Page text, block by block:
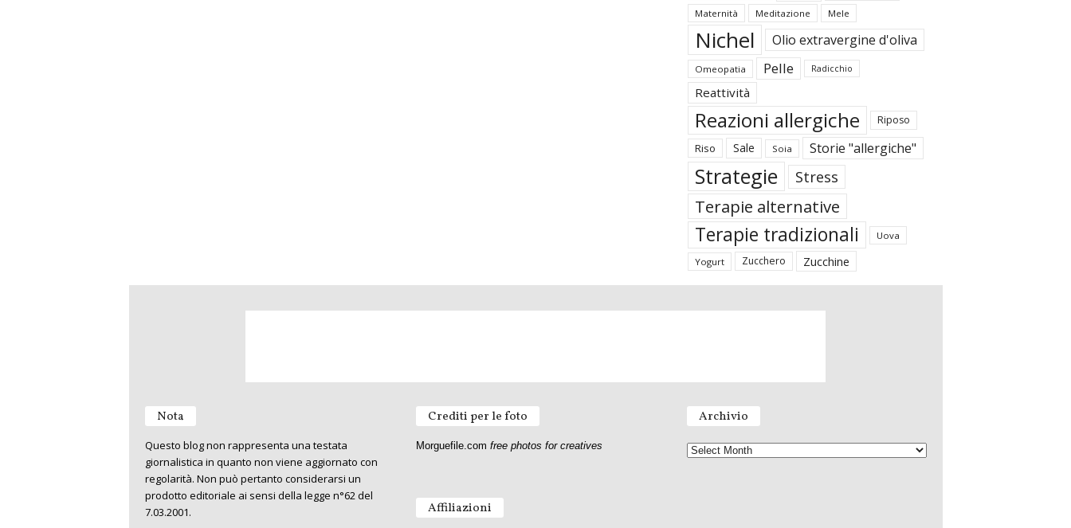
Maternità Meditazione Mele
Nichel Olio extravergine d'oliva
Omeopatia Pelle Radicchio
Reattività
Reazioni allergiche Riposo
Riso Sale Soia Storie "allergiche"
Strategie Stress
Terapie alternative
Terapie tradizionali Uova
Yogurt Zucchero Zucchine
Nota
Questo blog non rappresenta una testata
giornalistica in quanto non viene aggiornato con
regolarità. Non può pertanto considerarsi un
prodotto editoriale ai sensi della legge n°62 del
7.03.2001.
Crediti per le foto
Morguefile.com free photos for creatives
Affiliazioni
Archivio